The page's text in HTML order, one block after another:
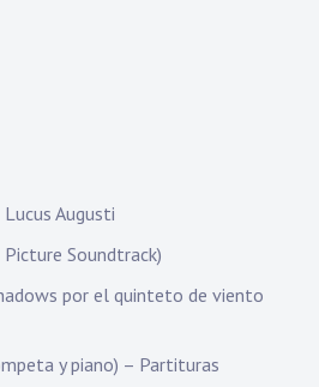
Augusti
Soundtrack)
por el quinteto de viento
y piano) – Partituras